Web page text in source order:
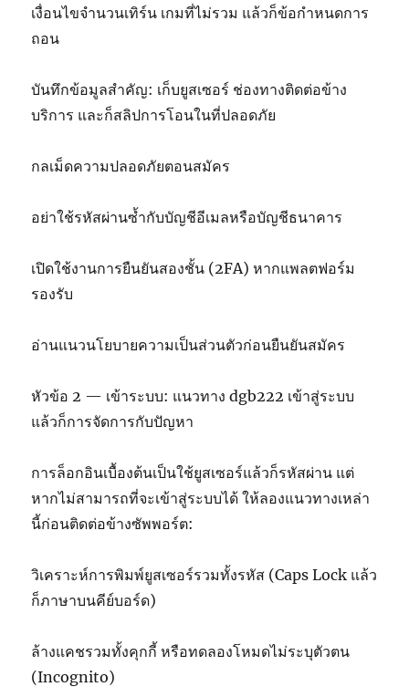
เงื่อนไขจำนวนเทิร์น เกมที่ไม่รวม แล้วก็ข้อกำหนดการ
ถอน
บันทึกข้อมูลสำคัญ: เก็บยูสเซอร์ ช่องทางติดต่อข้าง
บริการ และก็สลิปการโอนในที่ปลอดภัย
กลเม็ดความปลอดภัยตอนสมัคร
อย่าใช้รหัสผ่านซ้ำกับบัญชีอีเมลหรือบัญชีธนาคาร
เปิดใช้งานการยืนยันสองชั้น (2FA) หากแพลตฟอร์ม
รองรับ
อ่านแนวนโยบายความเป็นส่วนตัวก่อนยืนยันสมัคร
หัวข้อ 2 — เข้าระบบ: แนวทาง dgb222 เข้าสู่ระบบ
แล้วก็การจัดการกับปัญหา
การล็อกอินเบื้องต้นเป็นใช้ยูสเซอร์แล้วก็รหัสผ่าน แต่
หากไม่สามารถที่จะเข้าสู่ระบบได้ ให้ลองแนวทางเหล่า
นี้ก่อนติดต่อข้างซัพพอร์ต:
วิเคราะห์การพิมพ์ยูสเซอร์รวมทั้งรหัส (Caps Lock แล้ว
ก็ภาษาบนคีย์บอร์ด)
ล้างแคชรวมทั้งคุกกี้ หรือทดลองโหมดไม่ระบุตัวตน
(Incognito)